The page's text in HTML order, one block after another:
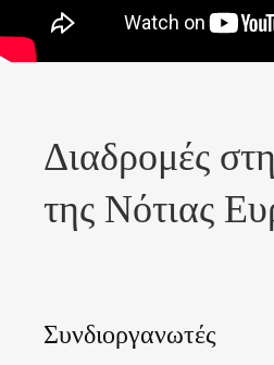
Διαδρομές
της Νότιας
Συνδιοργανωτές